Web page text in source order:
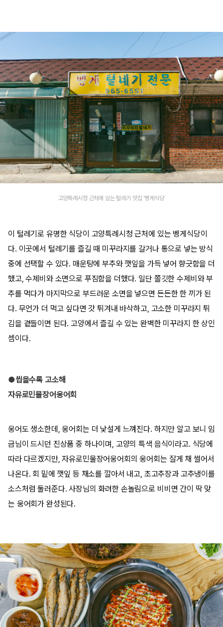
고양특례시청 근처에 있는 털레기 맛집 ‘벵게식당’
이 털레기로 유명한 식당이 고양특례시청 근처에 있는 벵게식당이
다. 이곳에서 털레기를 즐길 때 미꾸라지를 갈거나 통으로 넣는 방식
중에 선택할 수 있다. 매운탕에 부추와 깻잎을 가득 넣어 향긋함을 더
했고, 수제비와 소면으로 푸짐함을 더했다. 일단 쫄깃한 수제비와 부
추를 먹다가 마지막으로 부드러운 소면을 넣으면 든든한 한 끼가 된
다. 무언가 더 먹고 싶다면 갓 튀겨내 바삭하고, 고소한 미꾸라지 튀
김을 곁들이면 된다. 고양에서 즐길 수 있는 완벽한 미꾸라지 한 상인
셈이다.
●씹을수록 고소해
자유로민물장어웅어회
웅어도 생소한데, 웅어회는 더 낯설게 느껴진다. 하지만 알고 보니 임
금님이 드시던 진상품 중 하나이며, 고양의 특색 음식이라고. 식당에
따라 다르겠지만, 자유로민물장어웅어회의 웅어회는 잘게 채 썰어서
나온다. 회 밑에 깻잎 등 채소를 깔아서 내고, 초고추장과 고추냉이를
소스처럼 둘러준다. 사장님의 화려한 손놀림으로 비비면 간이 딱 맞
는 웅어회가 완성된다.